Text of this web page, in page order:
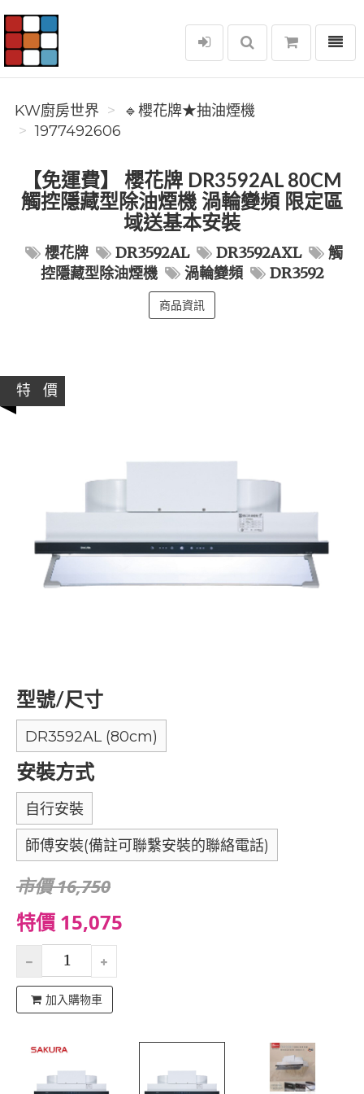
KW廚房世界
選單
KW廚房世界
🔹櫻花牌★抽油煙機
1977492606
【免運費】 櫻花牌 DR3592AL 80CM
觸控隱藏型除油煙機 渦輪變頻 限定區
域送基本安裝
櫻花牌 DR3592AL DR3592AXL
觸
控隱藏型除油煙機
渦輪變頻 DR3592
商品資訊
特 價
型號/尺寸
DR3592AL (80cm)
安裝方式
自行安裝
師傅安裝(備註可聯繫安裝的聯絡電話)
市價 16,750
特價 15,075
加入購物車